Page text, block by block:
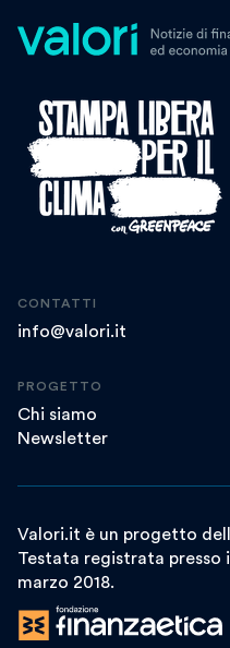
CONTATTI
info@valori.it
PROGETTO
Chi siamo
Newsletter
Valori.it è un progetto
Testata registrata presso
marzo 2018.